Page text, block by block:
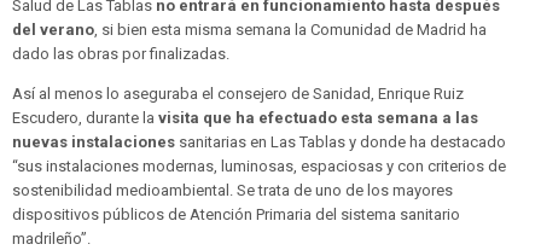
Salud de Las Tablas no entrará en funcionamiento hasta después
del verano, si bien esta misma semana la Comunidad de Madrid ha
dado las obras por finalizadas.
Así al menos lo aseguraba el consejero de Sanidad, Enrique Ruiz
Escudero, durante la visita que ha efectuado esta semana a las
nuevas instalaciones sanitarias en Las Tablas y donde ha destacado
“sus instalaciones modernas, luminosas, espaciosas y con criterios de
sostenibilidad medioambiental. Se trata de uno de los mayores
dispositivos públicos de Atención Primaria del sistema sanitario
madrileño”.